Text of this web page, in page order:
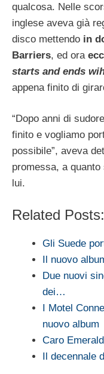
qualcosa. Nelle
inglese aveva già
disco mettendo in
Barriers, ed ora
starts and ends
appena finito di
“Dopo anni di
finito e vogliamo
possibile”, aveva
promessa, a
lui.
Related Posts:
Gli Suede
Il nuovo
Due nuovi
dei…
I Motel
nuovo album
Caro
Il decennale